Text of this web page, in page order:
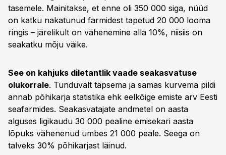
tasemele. Mainitakse, et enne oli 350 000 siga, nüüd
on katku nakatunud farmidest tapetud 20 000 looma
ringis – järelikult on vähenemine alla 10%, niisiis on
seakatku mõju väike.
See on kahjuks diletantlik vaade seakasvatuse
olukorrale. Tunduvalt täpsema ja samas kurvema pildi
annab põhikarja statistika ehk eelkõige emiste arv Eesti
seafarmides. Seakasvatajate andmetel on aasta
alguses ligikaudu 30 000 pealine emisekari aasta
lõpuks vähenenud umbes 21 000 peale. Seega on
talveks 30% põhikarjast läinud.